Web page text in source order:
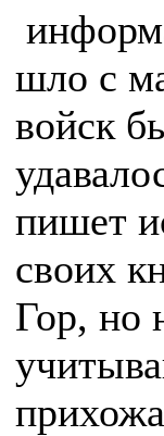
шло с
войск
пишет
своих
Гор, но